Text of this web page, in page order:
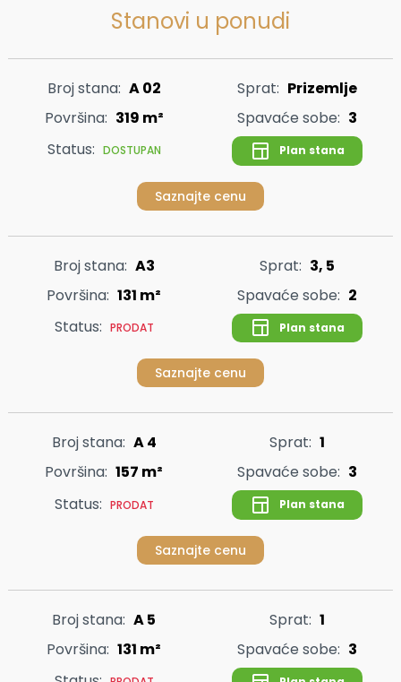
Stanovi u ponudi
Broj stana: A 02 Sprat: Prizemlje
Površina: 319 m² Spavaće sobe: 3
Status: DOSTUPAN Plan stana
Saznajte cenu
Broj stana: A3 Sprat: 3, 5
Površina: 131 m² Spavaće sobe: 2
Status: PRODAT Plan stana
Saznajte cenu
Broj stana: A 4 Sprat: 1
Površina: 157 m² Spavaće sobe: 3
Status: PRODAT Plan stana
Saznajte cenu
Broj stana: A 5 Sprat: 1
Površina: 131 m² Spavaće sobe: 3